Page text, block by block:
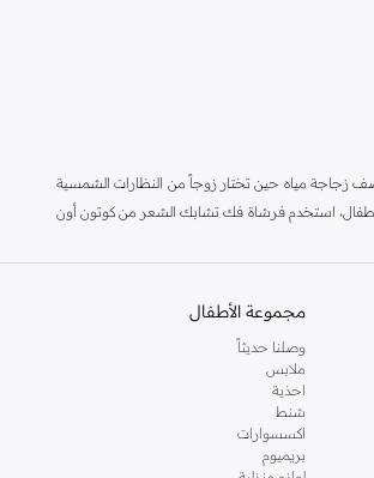
زجاجة مياه حين تختار زوجاً من النظارات الشمسية
استخدم فرشاة فك تشابك الشعر من كوتون أون
مجموعة الأطفال
وصلنا حديثاً
ملابس
احذية
شنط
اكسسوارات
بريميوم